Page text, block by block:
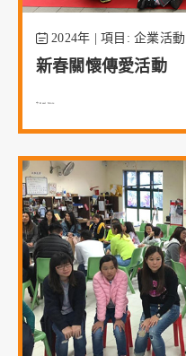
2024年 | 項目: 企業活動
新春關懷傳愛活動
Read More